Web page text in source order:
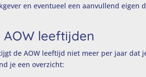
en eventueel een aanvullend eigen
AOW leeftijden
de AOW leeftijd niet meer per jaar dat
je een overzicht: